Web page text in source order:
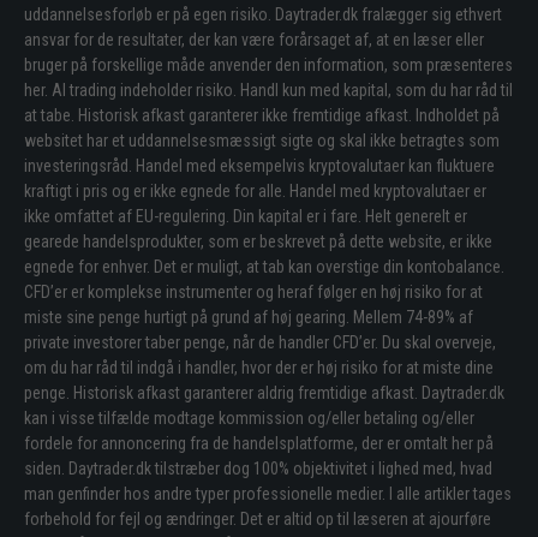
uddannelsesforløb er på egen risiko. Daytrader.dk fralægger sig ethvert
ansvar for de resultater, der kan være forårsaget af, at en læser eller
bruger på forskellige måde anvender den information, som præsenteres
her. Al trading indeholder risiko. Handl kun med kapital, som du har råd til
at tabe. Historisk afkast garanterer ikke fremtidige afkast. Indholdet på
websitet har et uddannelsesmæssigt sigte og skal ikke betragtes som
investeringsråd. Handel med eksempelvis kryptovalutaer kan fluktuere
kraftigt i pris og er ikke egnede for alle. Handel med kryptovalutaer er
ikke omfattet af EU-regulering. Din kapital er i fare. Helt generelt er
gearede handelsprodukter, som er beskrevet på dette website, er ikke
egnede for enhver. Det er muligt, at tab kan overstige din kontobalance.
CFD’er er komplekse instrumenter og heraf følger en høj risiko for at
miste sine penge hurtigt på grund af høj gearing. Mellem 74-89% af
private investorer taber penge, når de handler CFD’er. Du skal overveje,
om du har råd til indgå i handler, hvor der er høj risiko for at miste dine
penge. Historisk afkast garanterer aldrig fremtidige afkast. Daytrader.dk
kan i visse tilfælde modtage kommission og/eller betaling og/eller
fordele for annoncering fra de handelsplatforme, der er omtalt her på
siden. Daytrader.dk tilstræber dog 100% objektivitet i lighed med, hvad
man genfinder hos andre typer professionelle medier. I alle artikler tages
forbehold for fejl og ændringer. Det er altid op til læseren at ajourføre